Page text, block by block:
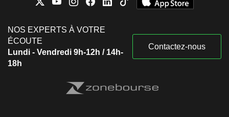
NOS EXPERTS À VOTRE
ÉCOUTE
Lundi - Vendredi 9h-12h / 14h-
18h
Contactez-nous